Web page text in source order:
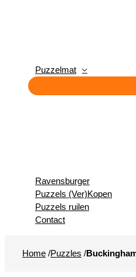
Puzzelmat
Ravensburger
Puzzels (Ver)Kopen
Puzzels ruilen
Contact
Home /Puzzles /